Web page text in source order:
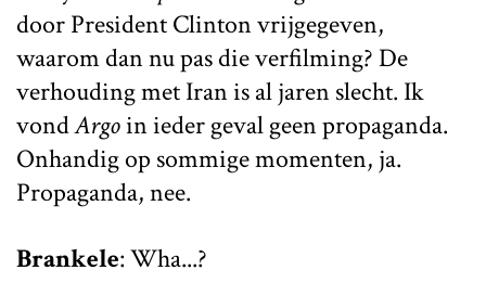
door President Clinton vrijgegeven,
waarom dan nu pas die verfilming? De
verhouding met Iran is al jaren slecht. Ik
vondArgoin ieder geval geen propaganda.
Onhandig op sommige momenten, ja.
Propaganda, nee.
Brankele: Wha...?